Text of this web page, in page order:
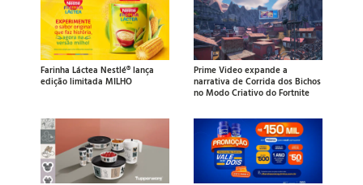
Farinha Láctea Nestlé® lança
edição limitada MILHO
Prime Video expande a
narrativa de Corrida dos Bichos
no Modo Criativo do Fortnite